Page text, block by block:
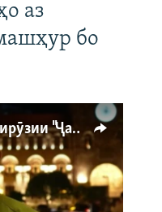
аз
бо
Ҳаводории арманиҳо аз пирӯзии "Ҷаллод"-и тоҷик